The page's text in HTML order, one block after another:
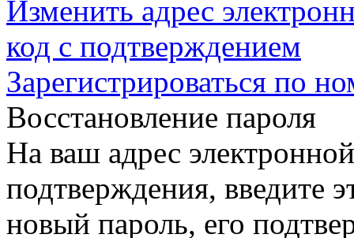
Изменить адрес
код с подтверждением
Зарегистрироваться по
Восстановление пароля
На ваш адрес
подтверждения, введите
новый пароль, его